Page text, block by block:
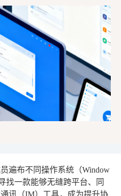
遍布不同操作系统（Window
找一款能够无缝跨平台、同
讯（IM）工具，成为提升协